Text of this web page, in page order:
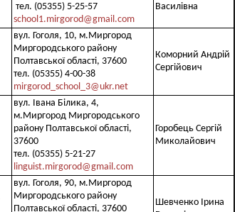
тел. (05355) 5-25-57
school1.mirgorod@gmail.com
Василівна
вул. Гоголя, 10, м.Миргород
Миргородського району
Полтавської області, 37600
тел. (05355) 4-00-38
mirgorod_school_3@ukr.net
Коморний Андрій
Сергійович
вул. Івана Білика, 4,
м.Миргород Миргородського
району Полтавської області,
37600
тел. (05355) 5-21-27
linguist.mirgorod@gmail.com
Горобець Сергій
Миколайович
вул. Гоголя, 90, м.Миргород
Миргородського району
Полтавської області, 37600
Шевченко Ірина